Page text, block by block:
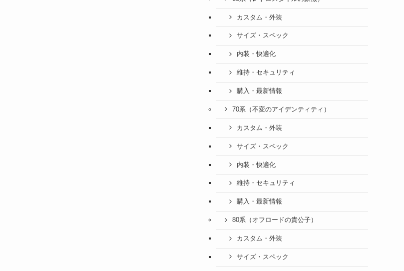
カスタム・外装
サイズ・スペック
内装・快適化
維持・セキュリティ
購入・最新情報
70系（不変のアイデンティティ）
カスタム・外装
サイズ・スペック
内装・快適化
維持・セキュリティ
購入・最新情報
80系（オフロードの貴公子）
カスタム・外装
サイズ・スペック